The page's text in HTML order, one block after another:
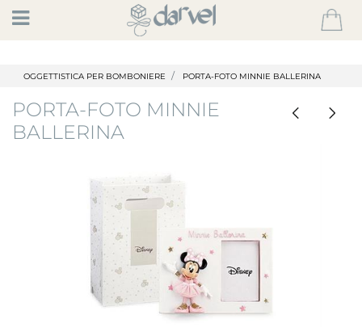
Open
OGGETTISTICA PER BOMBONIERE PORTA-FOTO MINNIE BALLERINA
PORTA-FOTO MINNIE
BALLERINA